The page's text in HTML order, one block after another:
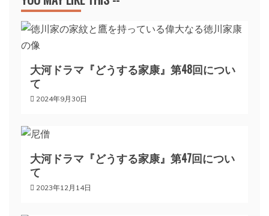
ゲ
ー
シ
ン
大河ドラマ『どうする家康』第48回につい
て
2024年9月30日
大河ドラマ『どうする家康』第47回につい
て
2023年12月14日